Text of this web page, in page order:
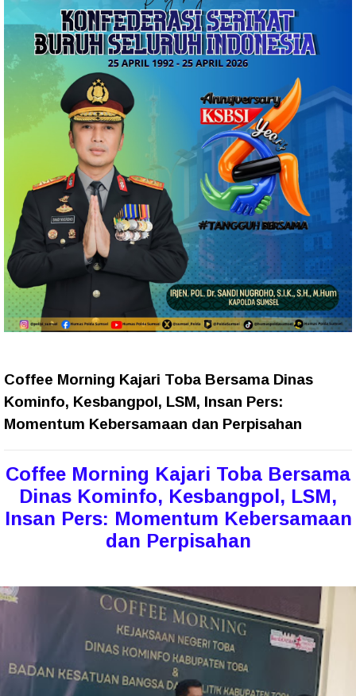
Coffee Morning Kajari Toba Bersama Dinas
Kominfo, Kesbangpol, LSM, Insan Pers:
Momentum Kebersamaan dan Perpisahan
Coffee Morning Kajari Toba Bersama
Dinas Kominfo, Kesbangpol, LSM,
Insan Pers: Momentum Kebersamaan
dan Perpisahan